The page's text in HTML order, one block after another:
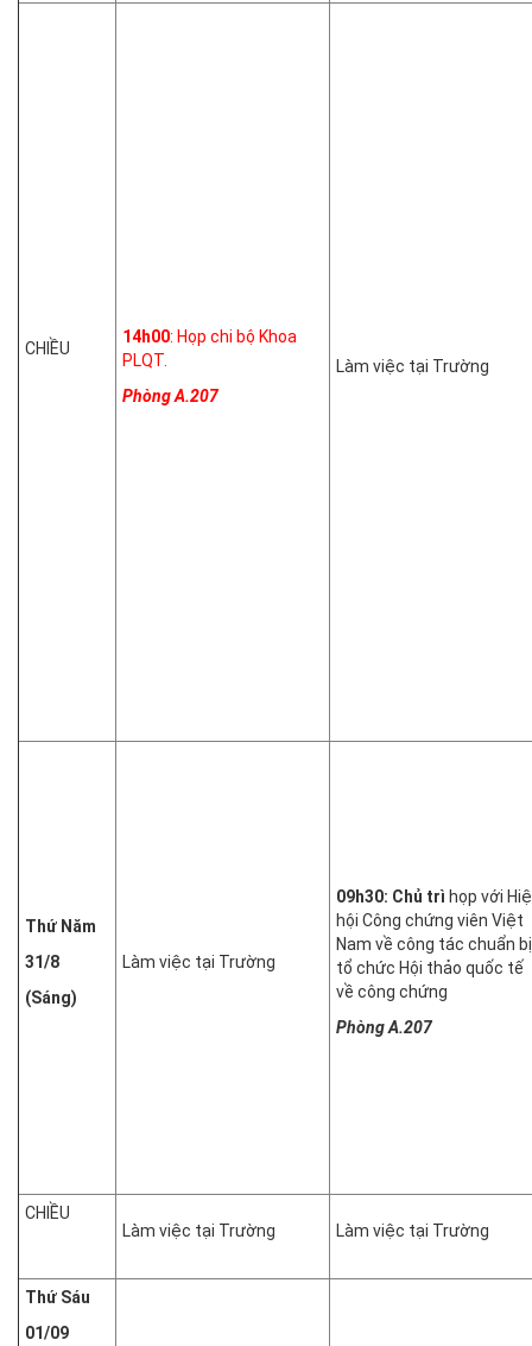
CHIỀU
14h00: Họp chi bộ Khoa
PLQT.
Phòng A.207
Làm việc tại Trường
Thứ Năm
31/8
(Sáng)
Làm việc tại Trường
09h30: Chủ trì họp với
hội Công chứng viên Việt
Nam về công tác chuẩn bị
tổ chức Hội thảo quốc tế
về công chứng
Phòng A.207
CHIỀU
Làm việc tại Trường
Làm việc tại Trường
Thứ Sáu
01/09